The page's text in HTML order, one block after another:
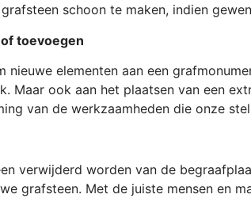
schoon te maken, indien
toevoegen
nieuwe elementen aan een
Maar ook aan het plaatsen van een
van de werkzaamheden die onze
verwijderd worden van de
grafsteen. Met de juiste mensen en